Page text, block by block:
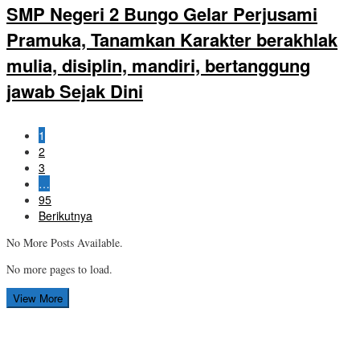
SMP Negeri 2 Bungo Gelar Perjusami
Pramuka, Tanamkan Karakter berakhlak
mulia, disiplin, mandiri, bertanggung
jawab Sejak Dini
1
2
3
…
95
Berikutnya
No More Posts Available.
No more pages to load.
View More